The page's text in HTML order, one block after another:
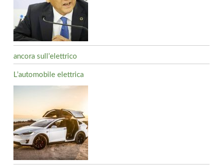
ancora sull’elettrico
L’automobile elettrica